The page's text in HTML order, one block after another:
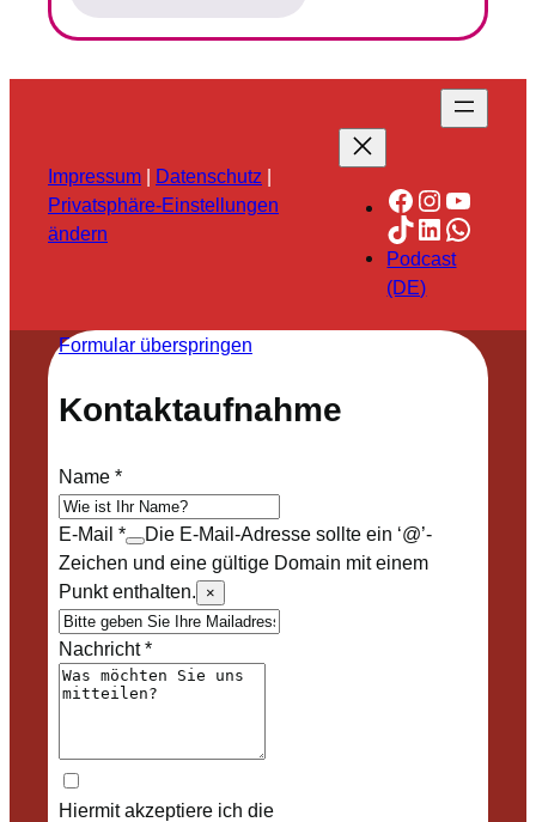
Impressum | Datenschutz |
Privatsphäre-Einstellungen
ändern
Facebook
TikTok
LinkedIn
Podcast
(DE)
Formular überspringen
Kontaktaufnahme
Name*
E-Mail *
Die E-Mail-Adresse sollte ein ‘@’-
Zeichen und eine gültige Domain mit einem
Punkt enthalten.
×
Nachricht*
Hiermit akzeptiere ich die